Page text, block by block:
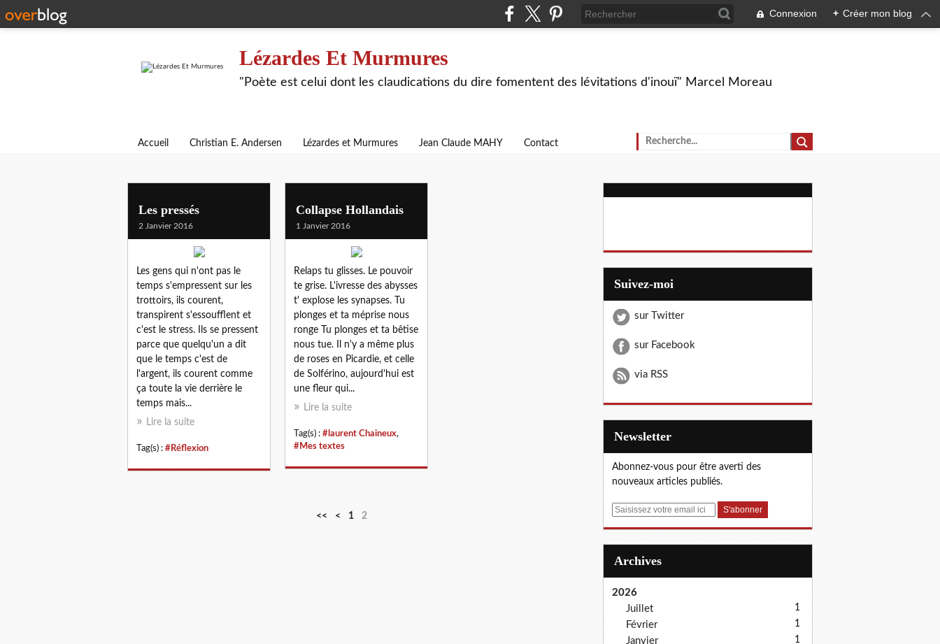
Connexion + Créer mon blog
Lézardes Et Murmures
"Poète est celui dont les claudications du dire fomentent des lévitations d'inouï" Marcel Moreau
Accueil Christian E. Andersen Lézardes et Murmures Jean Claude MAHY Contact
Les pressés
2 Janvier 2016
Les gens qui n'ont pas le
temps s'empressent sur les
trottoirs, ils courent,
transpirent s'essoufflent et
c'est le stress. Ils se pressent
parce que quelqu'un a dit
que le temps c'est de
l'argent, ils courent comme
ça toute la vie derrière le
temps mais...
Lire la suite
Tag(s) : #Réflexion
Collapse Hollandais
1 Janvier 2016
Relaps tu glisses. Le pouvoir
te grise. L'ivresse des abysses
t' explose les synapses. Tu
plonges et ta méprise nous
ronge Tu plonges et ta bêtise
nous tue. Il n'y a même plus
de roses en Picardie, et celle
de Solférino, aujourd'hui est
une fleur qui...
Lire la suite
Tag(s) : #laurent Chaineux,
#Mes textes
<< < 1 2
Suivez-moi
sur Twitter
sur Facebook
via RSS
Newsletter
Abonnez-vous pour être averti des
nouveaux articles publiés.
E
Archives
2026
Juillet
1
Février 1
Janvier 1